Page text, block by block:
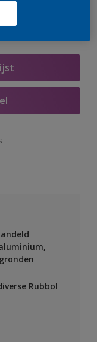
Rubbol